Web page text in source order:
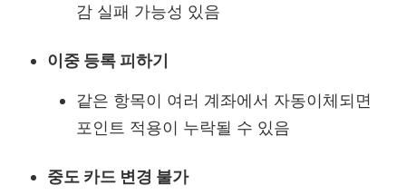
감 실패 가능성 있음
이중 등록 피하기
같은 항목이 여러 계좌에서 자동이체되면
포인트 적용이 누락될 수 있음
중도 카드 변경 불가